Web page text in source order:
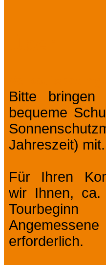
Bitte
bequeme
Jahreszeit) mit.
Für Ihren
wir Ihnen,
erforderlich.